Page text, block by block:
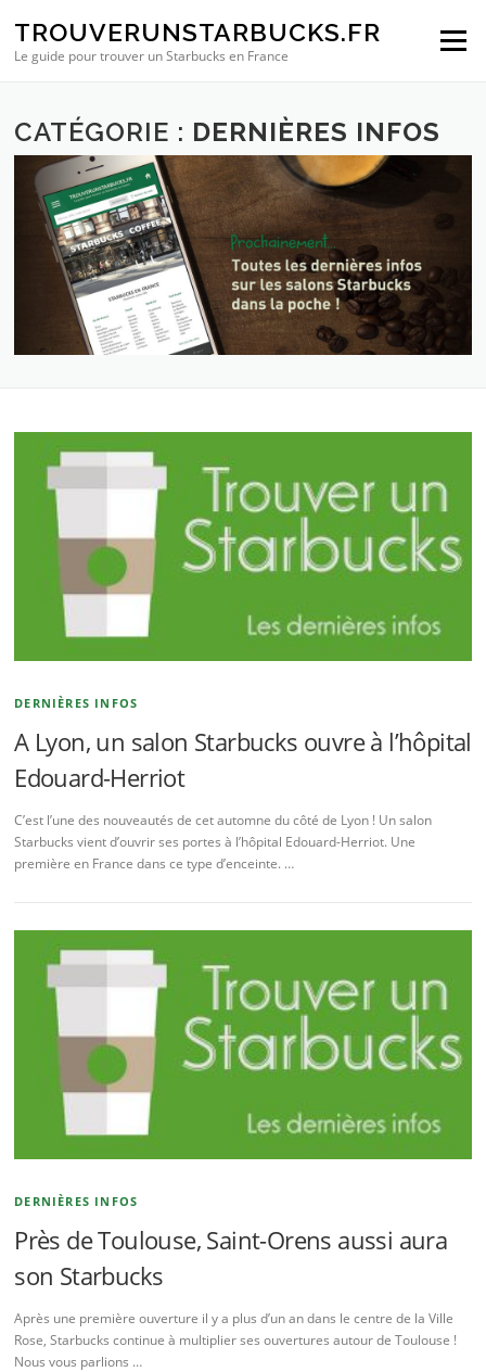
TROUVERUNSTARBUCKS.FR
Le guide pour trouver un Starbucks en France
Menu
CATÉGORIE : DERNIÈRES INFOS
DERNIÈRES INFOS
A Lyon, un salon Starbucks ouvre à l’hôpital
Edouard-Herriot
C’est l’une des nouveautés de cet automne du côté de Lyon ! Un salon
Starbucks vient d’ouvrir ses portes à l’hôpital Edouard-Herriot. Une
première en France dans ce type d’enceinte. …
DERNIÈRES INFOS
Près de Toulouse, Saint-Orens aussi aura
son Starbucks
Après une première ouverture il y a plus d’un an dans le centre de la Ville
Rose, Starbucks continue à multiplier ses ouvertures autour de Toulouse !
Nous vous parlions …